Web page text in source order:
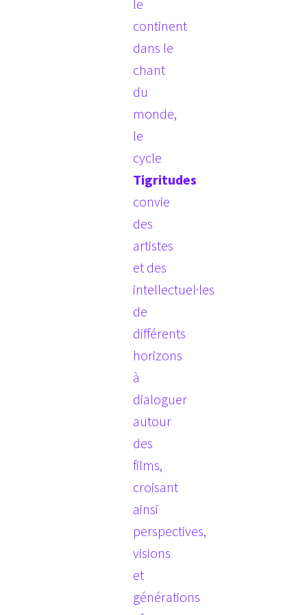
le
continent
dans le
chant
du
monde,
le
cycle
Tigritudes
convie
des
artistes
et des
intellectuel·les
de
différents
horizons
à
dialoguer
autour
des
films,
croisant
ainsi
perspectives,
visions
et
générations